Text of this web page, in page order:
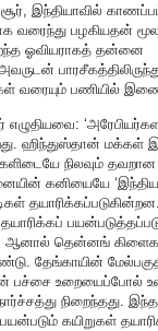
இந்தியாவில்
வரைந்து பழகியதன்
ஓவியராகத் தன்னை
வரையும் பணியில்
ஹிந்துஸ்தான் மக்கள்
நிலவும் தவறான
கனியையே
ஆனால் தென்னங்
தேங்காயின்
பச்சை உறையைப்போல்
நிறைந்தது. இந்த
கயிறுகள்